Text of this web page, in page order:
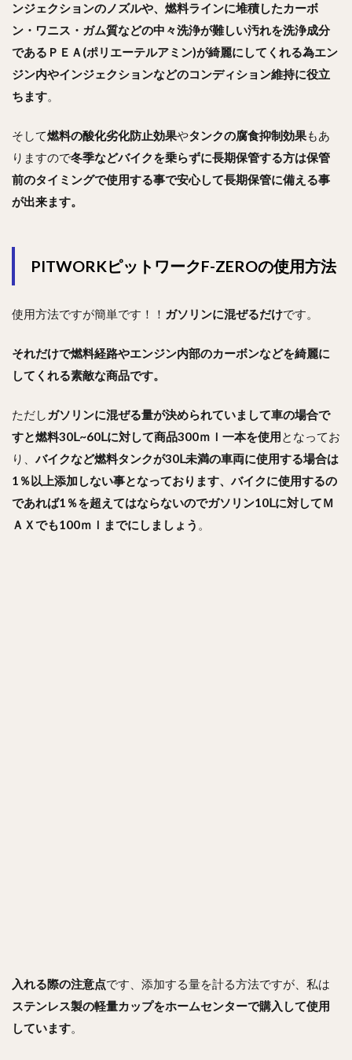
ンジェクションのノズルや、燃料ラインに堆積したカーボ
ン・ワニス・ガム質などの中々洗浄が難しい汚れを洗浄成分
であるＰＥＡ(ポリエーテルアミン)が綺麗にしてくれる為エン
ジン内やインジェクションなどのコンディション維持に役立
ちます。
そして燃料の酸化劣化防止効果やタンクの腐食抑制効果もあ
りますので冬季などバイクを乗らずに長期保管する方は保管
前のタイミングで使用する事で安心して長期保管に備える事
が出来ます。
PITWORKピットワークF-ZEROの使用方法
使用方法ですが簡単です！！ ガソリンに混ぜるだけです。
それだけで燃料経路やエンジン内部のカーボンなどを綺麗に
してくれる素敵な商品です。
ただし ガソリンに混ぜる量が決められていまして車の場合で
すと燃料30Ⅼ~60Ⅼに対して商品300ｍｌ一本を使用となってお
り、バイクなど燃料タンクが30Ⅼ未満の車両に使用する場合は
1％以上添加しない事となっております、バイクに使用するの
であれば1％を超えてはならないのでガソリン10Ⅼに対してＭ
ＡＸでも100ｍｌまでにしましょう 。
入れる際の注意点です、添加する量を計る方法ですが、私は
ステンレス製の軽量カップをホームセンターで購入して使用
しています。